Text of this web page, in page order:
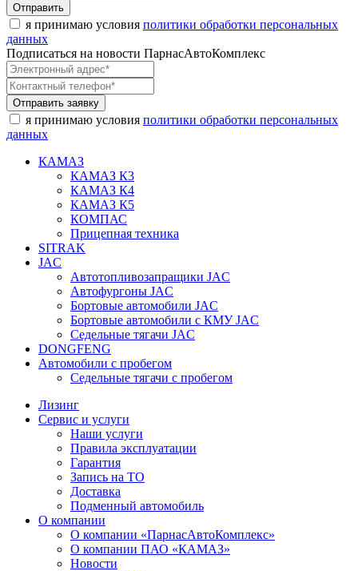
Отправить
я принимаю условия политики обработки персональных
данных
Подписаться на новости ПарнасАвтоКомплекс
Отправить заявку
я принимаю условия политики обработки персональных
данных
КАМАЗ
КАМАЗ К3
КАМАЗ К4
КАМАЗ К5
КОМПАС
Прицепная техника
SITRAK
JAC
Автотопливозапращики JAC
Автофургоны JAC
Бортовые автомобили JAC
Бортовые автомобили с КМУ JAC
Седельные тягачи JAC
DONGFENG
Автомобили с пробегом
Седельные тягачи с пробегом
Лизинг
Сервис и услуги
Наши услуги
Правила эксплуатации
Гарантия
Запись на ТО
Доставка
Подменный автомобиль
О компании
О компании «ПарнасАвтоКомплекс»
О компании ПАО «КАМАЗ»
Новости